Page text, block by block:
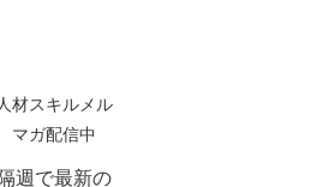
人材スキルメル
マガ配信中
隔週で最新の